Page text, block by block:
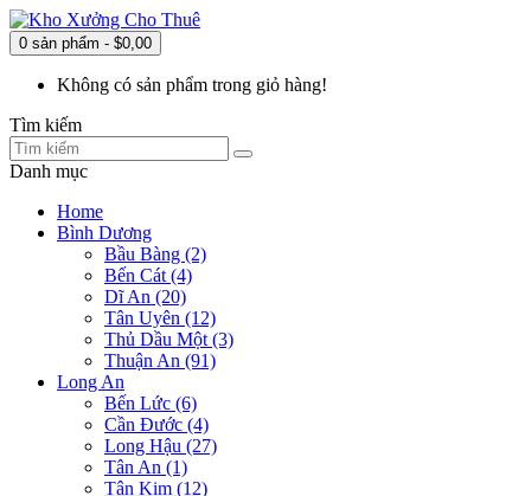
0 sản phẩm - $0,00
Không có sản phẩm trong giỏ hàng!
Tìm kiếm
Danh mục
Home
Bình Dương
Bầu Bàng (2)
Bến Cát (4)
Dĩ An (20)
Tân Uyên (12)
Thủ Dầu Một (3)
Thuận An (91)
Long An
Bến Lức (6)
Cần Đước (4)
Long Hậu (27)
Tân An (1)
Tân Kim (12)